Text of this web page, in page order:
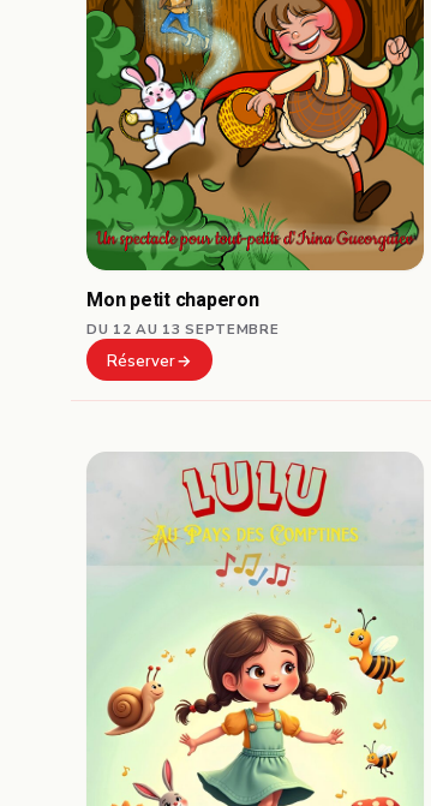
Mon petit chaperon
DU 12 AU 13 SEPTEMBRE
Réserver